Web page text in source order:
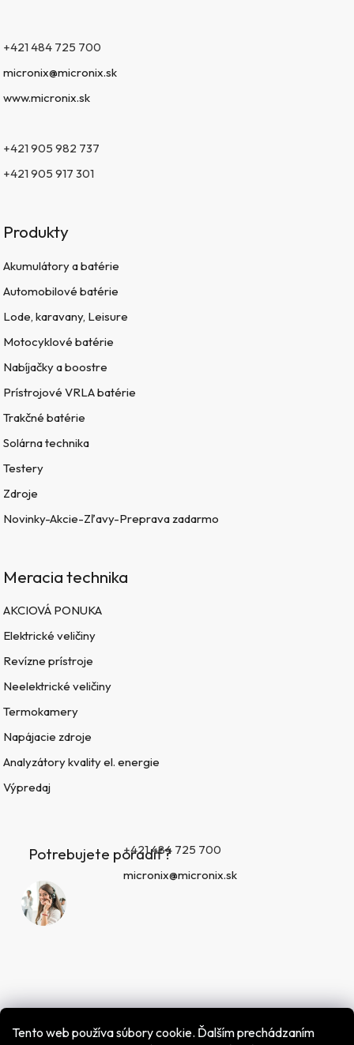
Tento web používa súbory cookie. Ďalším prechádzaním
+421 484 725 700
micronix@micronix.sk
www.micronix.sk
+421 905 982 737
+421 905 917 301
Produkty
Akumulátory a batérie
Automobilové batérie
Lode, karavany, Leisure
Motocyklové batérie
Nabíjačky a boostre
Prístrojové VRLA batérie
Trakčné batérie
Solárna technika
Testery
Zdroje
Novinky-Akcie-Zľavy-Preprava zadarmo
Meracia technika
AKCIOVÁ PONUKA
Elektrické veličiny
Revízne prístroje
Neelektrické veličiny
Termokamery
Napájacie zdroje
Analyzátory kvality el. energie
Výpredaj
Potrebujete poradiť?+421 484 725 700
micronix@micronix.sk